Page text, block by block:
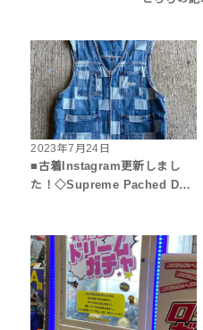
2023年7月24日
■古着Instagram更新しまし
た！◇Supreme Pached D…